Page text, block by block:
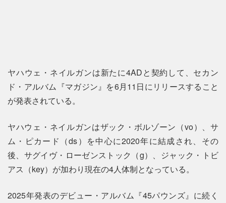
ヤハウェ・ネイルガンは新たに4ADと契約して、セカン
ド・アルバム『マガジン』を6月11日にリリースすること
が発表されている。
ヤハウェ・ネイルガンはザック・ボルゾーン（vo）、サ
ム・ピカード（ds）を中心に2020年に結成され、その
後、サグイヴ・ローゼンストック（g）、ジャック・トビ
アス（key）が加わり現在の4人体制となっている。
2025年発表のデビュー・アルバム『45パウンズ』に続く